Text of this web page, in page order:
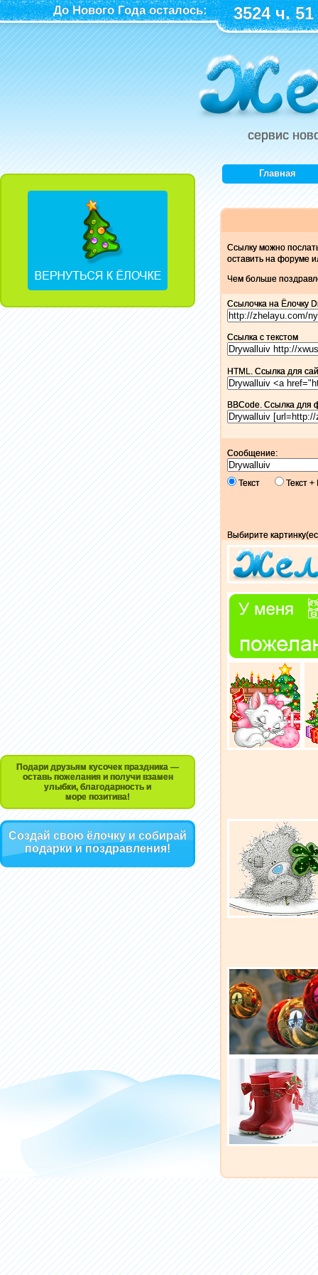
До Нового Года осталось: 3524 ч.
сервис
Подари друзьям кусочек праздника —
оставь пожелания и получи взамен
улыбки, благодарность и
море позитива!
Создай свою ёлочку и собирай
подарки и поздравления!
Главная
Ссылку можно
оставить на форуме
Чем больше
Ссылочка на Ёлочку
Ссылка c текстом
HTML. Ссылка для
BBCode. Ссылка для
Сообщение:
Текст Текст
Выбирите